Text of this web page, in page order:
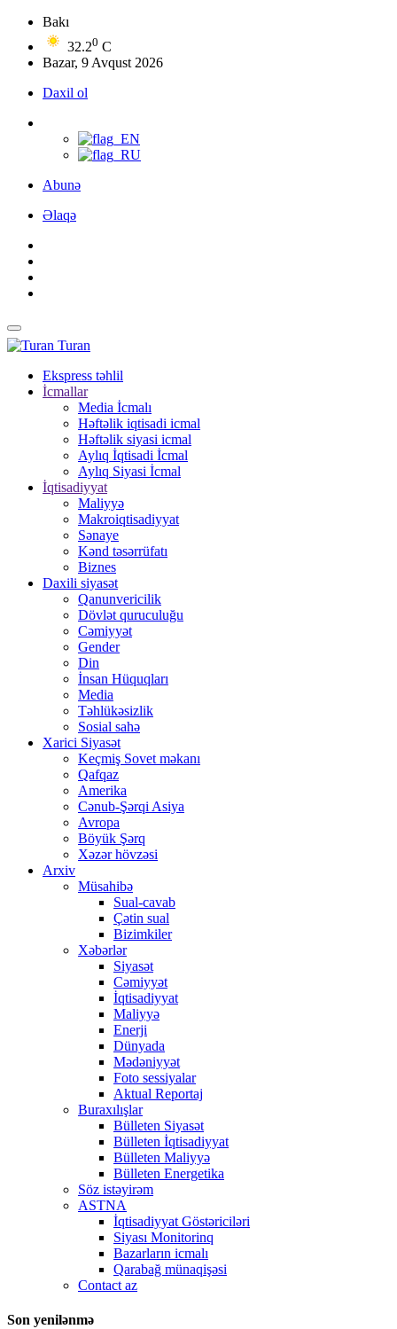
Bakı
32.20 C
Bazar, 9 Avqust 2026
Daxil ol
Abunə
Əlaqə
Turan
Ekspress təhlil
İcmallar
Media İcmalı
Həftəlik iqtisadi icmal
Həftəlik siyasi icmal
Aylıq İqtisadi İcmal
Aylıq Siyasi İcmal
İqtisadiyyat
Maliyyə
Makroiqtisadiyyat
Sənaye
Kənd təsərrüfatı
Biznes
Daxili siyasət
Qanunvericilik
Dövlət quruculuğu
Cəmiyyət
Gender
Din
İnsan Hüquqları
Media
Təhlükəsizlik
Sosial sahə
Xarici Siyasət
Keçmiş Sovet məkanı
Qafqaz
Amerika
Cənub-Şərqi Asiya
Avropa
Böyük Şərq
Xəzər hövzəsi
Arxiv
Müsahibə
Sual-cavab
Çətin sual
Bizimkiler
Xəbərlər
Siyasət
Cəmiyyət
İqtisadiyyat
Maliyyə
Enerji
Dünyada
Mədəniyyət
Foto sessiyalar
Aktual Reportaj
Buraxılışlar
Bülleten Siyasət
Bülleten İqtisadiyyat
Bülleten Maliyyə
Bülleten Energetika
Söz istəyirəm
ASTNA
İqtisadiyyat Göstəriciləri
Siyası Monitorinq
Bazarların icmalı
Qarabağ münaqişəsi
Contact az
Son yenilənmə